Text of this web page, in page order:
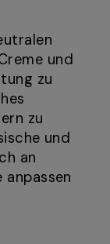
und
zu
zu
und
an